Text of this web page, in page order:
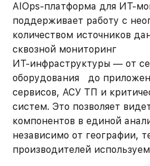
AIOps-платформа для ИТ-
поддерживает работу с
количеством источников
сквозной мониторинг
ИТ-инфраструктуры — от
оборудования до
сервисов, АСУ ТП и
систем. Это позволяет
компонентов в единой
независимо от географии,
производителей